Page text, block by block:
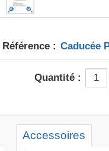
Référence : Caducée
Quantité :
Accessoires